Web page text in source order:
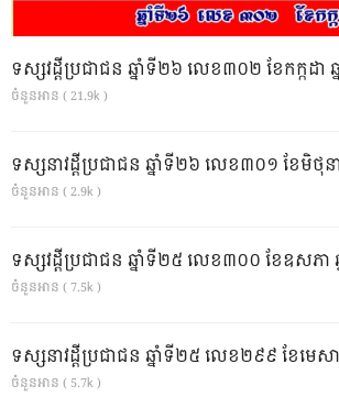
ទស្សវដ្តីប្រជាជន ឆ្នាំទី២៦ លេខ៣០២ ខែកក្កដា
ចំនួនអាន ( 21.9k )
ទស្សនាវដ្ដីប្រជាជន ឆ្នាំទី២៦ លេខ៣០១ ខែមិថុន
ចំនួនអាន ( 2.9k )
ទស្សវដ្តីប្រជាជន ឆ្នាំទី២៥ លេខ៣០០ ខែឧសភា
ចំនួនអាន ( 7.5k )
ទស្សនាវដ្ដីប្រជាជន ឆ្នាំទី២៥ លេខ២៩៩ ខែមេស
ចំនួនអាន ( 5.7k )